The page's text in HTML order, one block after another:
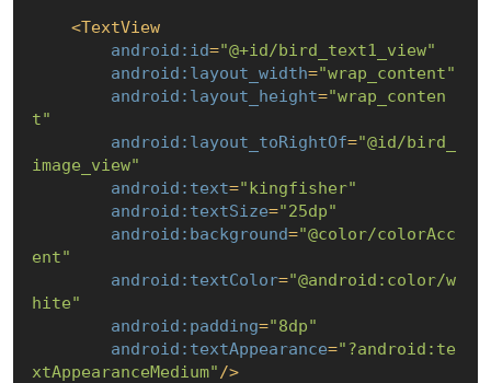
<TextView
android:id="@+id/bird_text1_view"
android:layout_width="wrap_content"
android:layout_height="wrap_conten
t"
android:layout_toRightOf="@id/bird_
image_view"
android:text="kingfisher"
android:textSize="25dp"
android:background="@color/colorAcc
ent"
android:textColor="@android:color/w
hite"
android:padding="8dp"
android:textAppearance="?android:te
xtAppearanceMedium"/>